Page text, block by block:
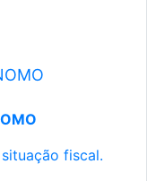
fiscal.